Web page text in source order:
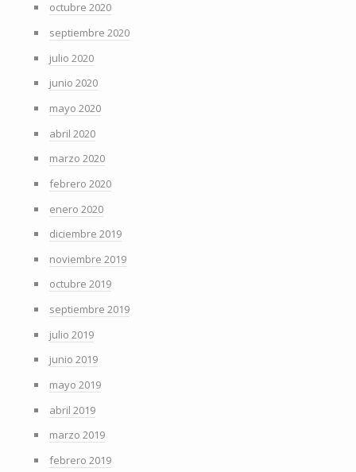
octubre 2020
septiembre 2020
julio 2020
junio 2020
mayo 2020
abril 2020
marzo 2020
febrero 2020
enero 2020
diciembre 2019
noviembre 2019
octubre 2019
septiembre 2019
julio 2019
junio 2019
mayo 2019
abril 2019
marzo 2019
febrero 2019